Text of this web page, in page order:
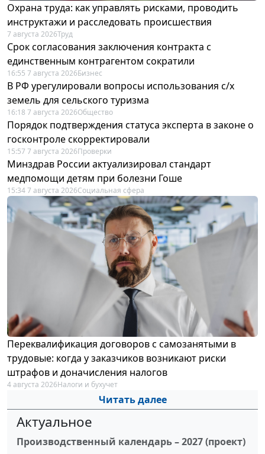
Охрана труда: как управлять рисками, проводить
инструктажи и расследовать происшествия
7 августа 2026Труд
Срок согласования заключения контракта с
единственным контрагентом сократили
16:55 7 августа 2026Бизнес
В РФ урегулировали вопросы использования с/х
земель для сельского туризма
16:18 7 августа 2026Общество
Порядок подтверждения статуса эксперта в законе о
госконтроле скорректировали
15:57 7 августа 2026Проверки
Минздрав России актуализировал стандарт
медпомощи детям при болезни Гоше
15:34 7 августа 2026Социальная сфера
Переквалификация договоров с самозанятыми в
трудовые: когда у заказчиков возникают риски
штрафов и доначисления налогов
4 августа 2026Налоги и бухучет
Читать далее
Актуальное
Производственный календарь – 2027 (проект)